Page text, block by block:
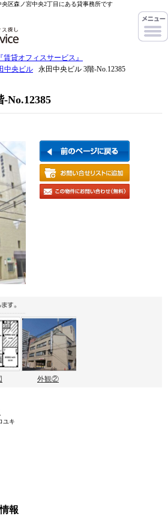
区森ノ宮中央2丁目にある貸事務所です
貸オフィスサービス』
中央ビル 永田中央ビル 3階-No.12385
No.12385
外観②
ユキ
報